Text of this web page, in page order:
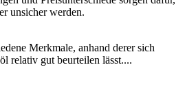
unsicher werden.
Merkmale, anhand derer sich
relativ gut beurteilen lässt....